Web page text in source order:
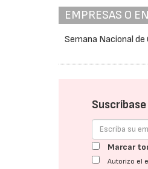
EMPRESAS O
Semana Nacional de
Marcar
Autorizo el